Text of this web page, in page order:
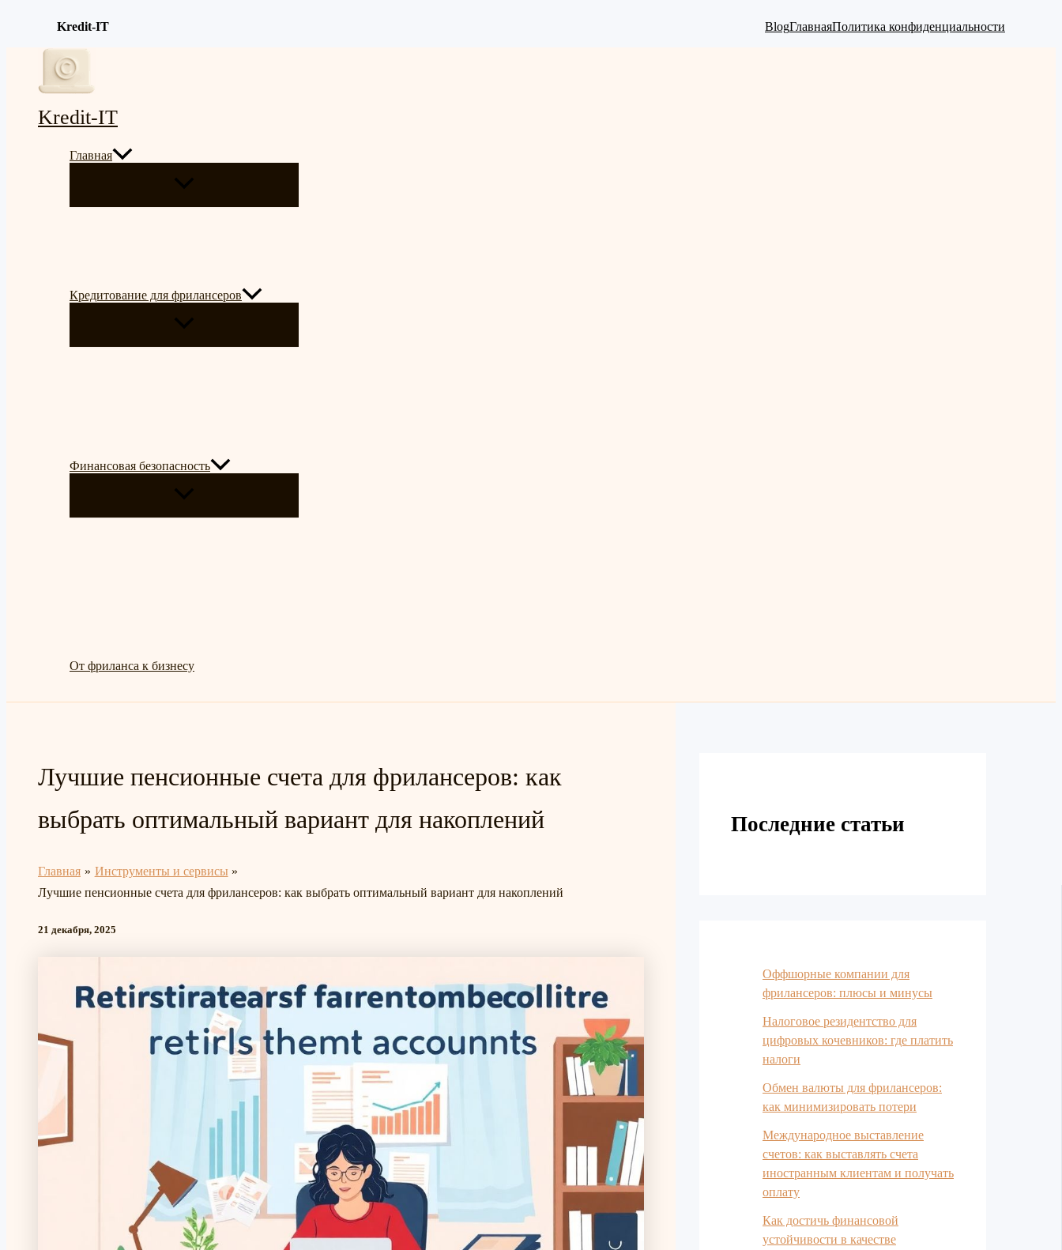
Kredit-IT BlogГлавнаяПолитика конфиденциальности
Kredit-IT
Главная
ПЕРЕКЛЮЧАТЕЛЬ
МЕНЮ
Кредитование для фрилансеров
ПЕРЕКЛЮЧАТЕЛЬ
МЕНЮ
Финансовая безопасность
ПЕРЕКЛЮЧАТЕЛЬ
МЕНЮ
От фриланса к бизнесу
Лучшие пенсионные счета для фрилансеров: как
выбрать оптимальный вариант для накоплений
Главная
Инструменты и сервисы
Лучшие пенсионные счета для фрилансеров: как выбрать оптимальный вариант для накоплений
21 декабря, 2025
Последние статьи
Оффшорные компании для
фрилансеров: плюсы и минусы
Налоговое резидентство для
цифровых кочевников: где платить
налоги
Обмен валюты для фрилансеров:
как минимизировать потери
Международное выставление
счетов: как выставлять счета
иностранным клиентам и получать
оплату
Как достичь финансовой
устойчивости в качестве